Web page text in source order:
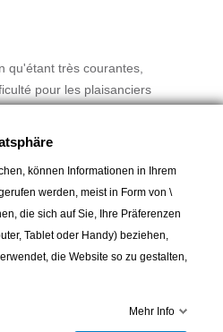
qu'étant très courantes,
pour les plaisanciers
Il aborde : les amarrages, le
départs. Un indispensable !
können Informationen in Ihrem
werden, meist in Form von \
die sich auf Sie, Ihre Präferenzen
Tablet oder Handy) beziehen,
die Website so zu gestalten,
Mehr Info